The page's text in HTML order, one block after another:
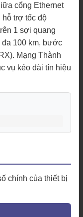
cổng Ethernet
trợ tốc độ
1 sợi quang
đa 100 km, bước
Mạng Thành
vụ kéo dài tín hiệu
chính của thiết bị